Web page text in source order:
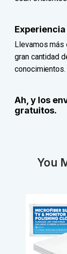
Experiencia
Llevamos más
gran cantidad
conocimientos.
Ah, y los
gratuitos.
You